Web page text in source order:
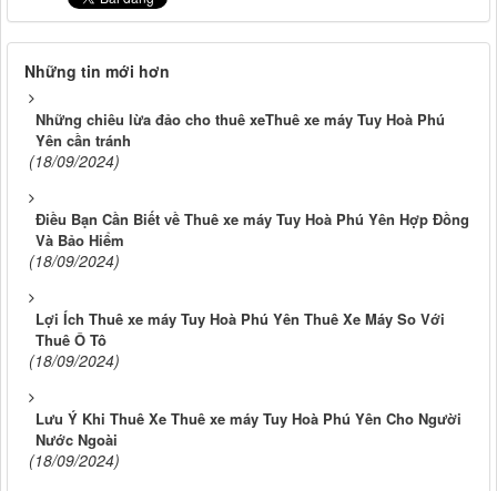
Những tin mới hơn
Những chiêu lừa đảo cho thuê xeThuê xe máy Tuy Hoà Phú
Yên cần tránh
(18/09/2024)
Điều Bạn Cần Biết về Thuê xe máy Tuy Hoà Phú Yên Hợp Đồng
Và Bảo Hiểm
(18/09/2024)
Lợi Ích Thuê xe máy Tuy Hoà Phú Yên Thuê Xe Máy So Với
Thuê Ô Tô
(18/09/2024)
Lưu Ý Khi Thuê Xe Thuê xe máy Tuy Hoà Phú Yên Cho Người
Nước Ngoài
(18/09/2024)